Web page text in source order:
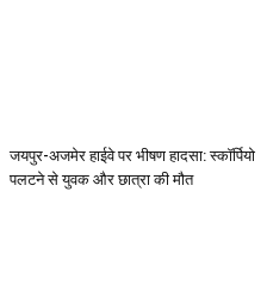
जयपुर-अजमेर हाईवे पर भीषण हादसा: स्कॉर्पियो
पलटने से युवक और छात्रा की मौत